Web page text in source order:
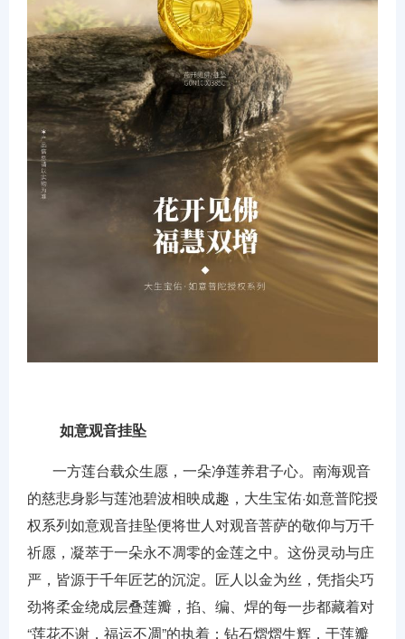
如意观音挂坠
一方莲台载众生愿，一朵净莲养君子心。南海观音
的慈悲身影与莲池碧波相映成趣，大生宝佑·如意普陀授
权系列如意观音挂坠便将世人对观音菩萨的敬仰与万千
祈愿，凝萃于一朵永不凋零的金莲之中。这份灵动与庄
严，皆源于千年匠艺的沉淀。匠人以金为丝，凭指尖巧
劲将柔金绕成层叠莲瓣，掐、编、焊的每一步都藏着对
“莲花不谢，福运不凋”的执着；钻石熠熠生辉，于莲瓣